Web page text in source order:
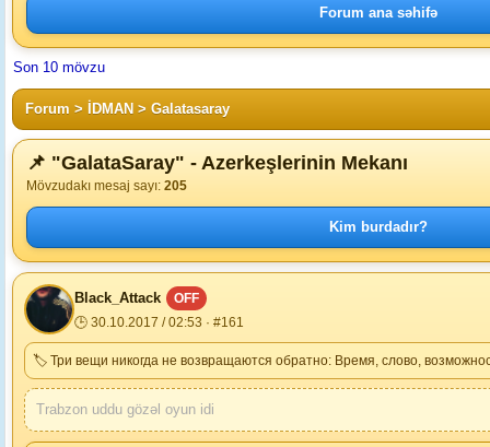
Forum ana səhifə
Son 10 mövzu
Forum > İDMAN > Galatasaray
📌 "GalataSaray" - Azerkeşlerinin Mekanı
Mövzudakı mesaj sayı: 205
Kim burdadır?
Black_Attack
OFF
🕒 30.10.2017 / 02:53 · #161
🏷 Три вещи никогда не возвращаются обратно: Время, слово,
Trabzon uddu gözəl oyun idi